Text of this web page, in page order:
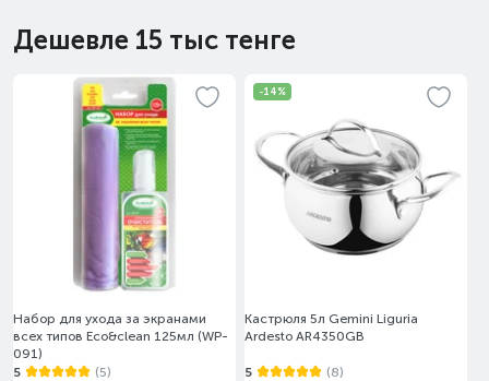
Дешевле 15 тыс тенге
Набор для ухода за экранами
всех типов Eco&clean 125мл (WP-
091)
5
(5)
-14%
Кастрюля 5л Gemini Liguria
Ardesto AR4350GB
5 (8)